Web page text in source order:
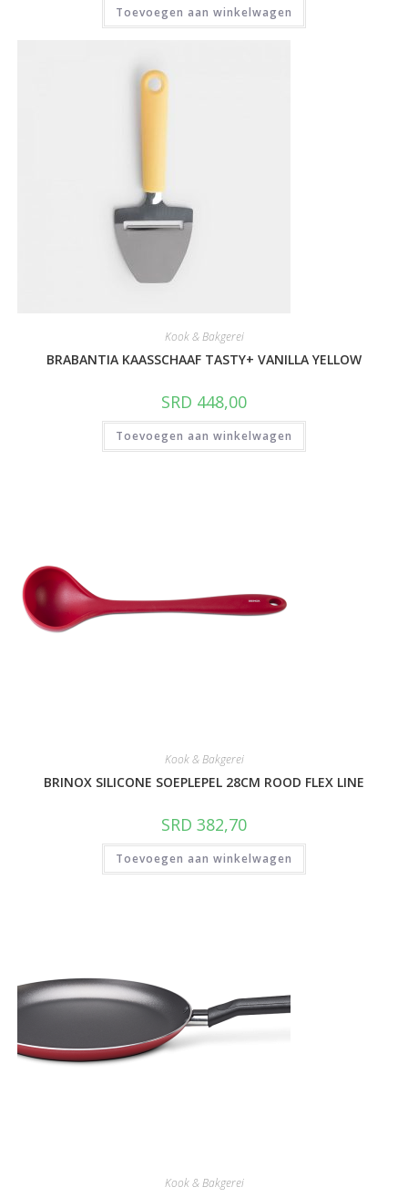
Toevoegen aan winkelwagen
Kook & Bakgerei
BRABANTIA KAASSCHAAF TASTY+ VANILLA YELLOW
SRD 448,00
Toevoegen aan winkelwagen
Kook & Bakgerei
BRINOX SILICONE SOEPLEPEL 28CM ROOD FLEX LINE
SRD 382,70
Toevoegen aan winkelwagen
Kook & Bakgerei